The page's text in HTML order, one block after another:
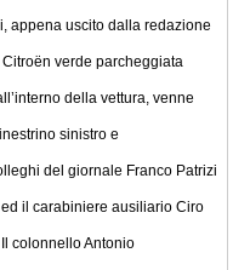
appena uscito dalla redazione
verde parcheggiata
della vettura, venne
sinistro e
del giornale Franco Patrizi
il carabiniere ausiliario Ciro
colonnello Antonio